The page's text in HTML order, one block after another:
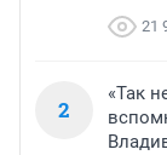
21
2
«Так